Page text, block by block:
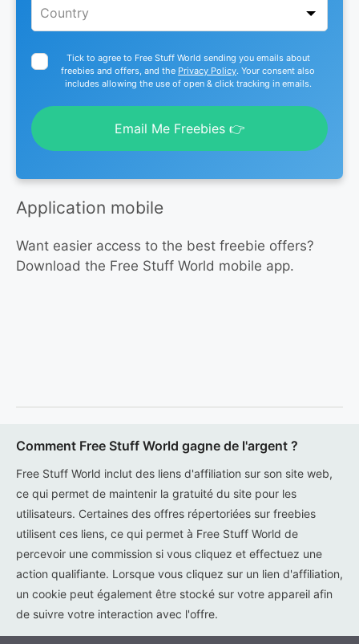
Tick to agree to Free Stuff World sending you emails about
freebies and offers, and the Privacy Policy. Your consent also
includes allowing the use of open & click tracking in emails.
Email Me Freebies 👉
Application mobile
Want easier access to the best freebie offers?
Download the Free Stuff World mobile app.
Comment Free Stuff World gagne de l'argent ?
Free Stuff World inclut des liens d'affiliation sur son site web,
ce qui permet de maintenir la gratuité du site pour les
utilisateurs. Certaines des offres répertoriées sur freebies
utilisent ces liens, ce qui permet à Free Stuff World de
percevoir une commission si vous cliquez et effectuez une
action qualifiante. Lorsque vous cliquez sur un lien d'affiliation,
un cookie peut également être stocké sur votre appareil afin
de suivre votre interaction avec l'offre.